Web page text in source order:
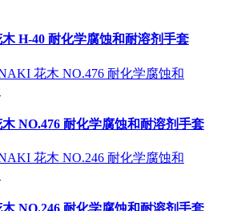
H-40 耐化学腐蚀和耐溶剂手套
NO.476 耐化学腐蚀和耐溶剂手套